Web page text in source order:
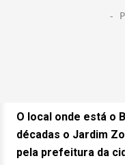
O local onde está o
décadas o Jardim
pela prefeitura da